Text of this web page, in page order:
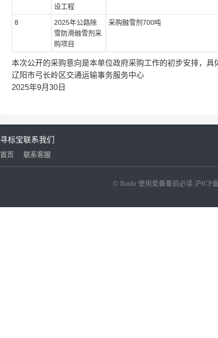
设工程
8
2025年公路除
雪防滑融雪剂采
购项目
采购融雪剂700吨
本次公开的采购意向是本单位政府采购工作的初步安排，
辽阳市弓长岭区交通运输事务服务中心
2025年9月30日
寻标宝
首页
联系我们
联系客服
© Baidu 使用爱番番前必读 沪ICP